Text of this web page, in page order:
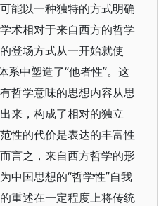
能以一种独特的方式明确
术相对于来自西方的哲学
登场方式从一开始就使
系中塑造了“他者性”。这
哲学意味的思想内容从思
来，构成了相对的独立
性的代价是表达的丰富性
言之，来自西方哲学的形
中国思想的“哲学性”自我
重述在一定程度上将传统